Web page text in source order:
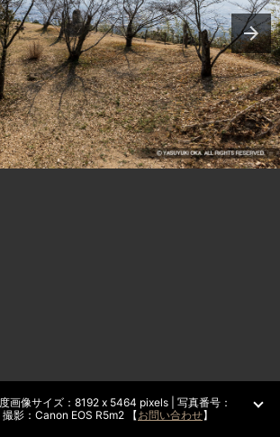
画像サイズ：8192 x 5464 pixels | 写真番号：
影：Canon EOS R5m2 【お問い合わせ】